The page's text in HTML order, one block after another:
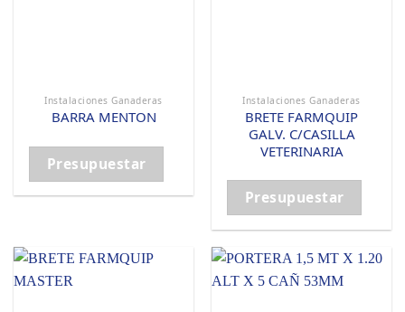
Instalaciones Ganaderas
BARRA MENTON
Presupuestar
Instalaciones Ganaderas
BRETE FARMQUIP
GALV. C/CASILLA
VETERINARIA
Presupuestar